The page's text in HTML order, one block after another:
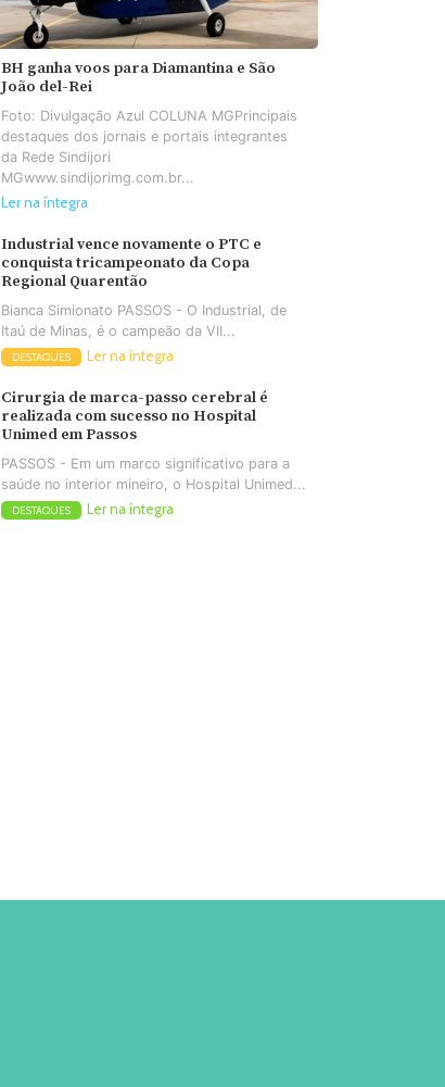
BH ganha voos para Diamantina e São
João del-Rei
Foto: Divulgação Azul COLUNA MGPrincipais
destaques dos jornais e portais integrantes
da Rede Sindijori
MGwww.sindijorimg.com.br...
Ler na íntegra
Industrial vence novamente o PTC e
conquista tricampeonato da Copa
Regional Quarentão
Bianca Simionato PASSOS - O Industrial, de
Itaú de Minas, é o campeão da VII...
DESTAQUES Ler na íntegra
Cirurgia de marca-passo cerebral é
realizada com sucesso no Hospital
Unimed em Passos
PASSOS - Em um marco significativo para a
saúde no interior mineiro, o Hospital Unimed...
DESTAQUES Ler na íntegra